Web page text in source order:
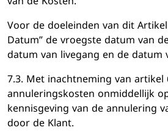
Voor de doeleinden van dit
Datum” de vroegste datum van
datum van livegang en de datum
7.3. Met inachtneming van artikel
annuleringskosten onmiddellijk
kennisgeving van de annulering
door de Klant.